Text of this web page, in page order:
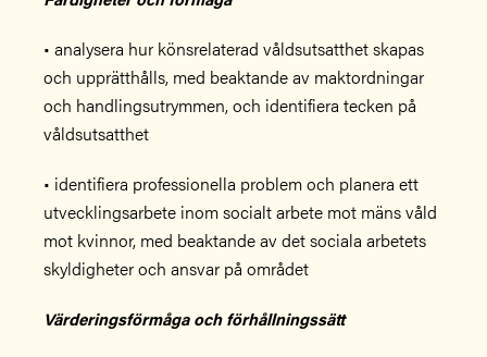
• analysera hur könsrelaterad våldsutsatthet skapas
och upprätthålls, med beaktande av maktordningar
och handlingsutrymmen, och identifiera tecken på
våldsutsatthet
• identifiera professionella problem och planera ett
utvecklingsarbete inom socialt arbete mot mäns våld
mot kvinnor, med beaktande av det sociala arbetets
skyldigheter och ansvar på området
Värderingsförmåga och förhållningssätt